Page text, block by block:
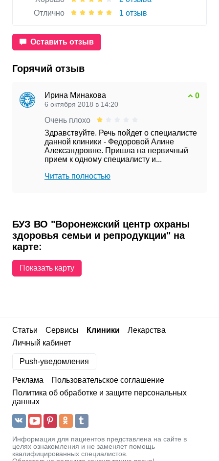
Отлично
1 отзыв
Оставить отзыв
Горячий отзыв
Ирина Минакова
6 октября 2018 в 14:20
0
Очень плохо
Здравствуйте. Речь пойдет о специалисте
данной клиники - Федоровой Алине
Александровне. Пришла на первичный
прием к одному специалисту и...
Читать полностью
БУЗ ВО "Воронежский центр охраны
здоровья семьи и репродукции" на
карте:
Показать карту
Статьи Сервисы Клиники
Лекарства
Личный кабинет
Push-уведомления
Реклама
Пользовательское соглашение
Политика об обработке и защите персональных
данных
Информация для пациентов представлена на сайте в
целях ознакомления и не заменяет помощь
квалифицированных специалистов.